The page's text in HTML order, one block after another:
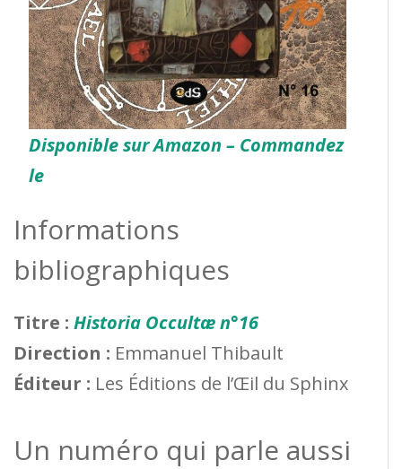
Disponible sur Amazon – Commandez
le
Informations
bibliographiques
Titre : Historia Occultæ n°16
Direction : Emmanuel Thibault
Éditeur : Les Éditions de l’Œil du Sphinx
Un numéro qui parle aussi